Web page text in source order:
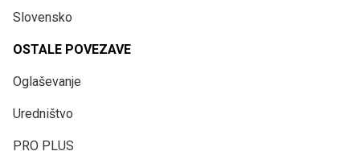
Slovensko
OSTALE POVEZAVE
Oglaševanje
Uredništvo
PRO PLUS